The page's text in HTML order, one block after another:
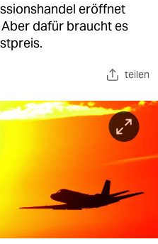
eröffnet
dafür braucht es
teilen